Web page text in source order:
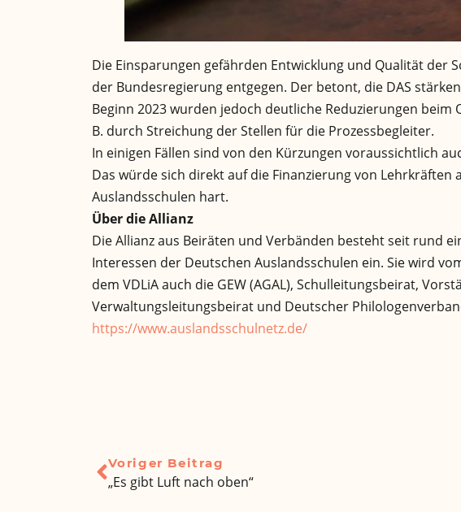
Die Einsparungen gefährden Entwicklung und Qualität der
der Bundesregierung entgegen. Der betont, die DAS
Beginn 2023 wurden jedoch deutliche Reduzierungen
B. durch Streichung der Stellen für die Prozessbegleiter.
In einigen Fällen sind von den Kürzungen voraussichtlich
Das würde sich direkt auf die Finanzierung von Lehrkräften
Auslandsschulen hart.
Über die Allianz
Die Allianz aus Beiräten und Verbänden besteht seit rund
Interessen der Deutschen Auslandsschulen ein. Sie wird
dem VDLiA auch die GEW (AGAL), Schulleitungsbeirat,
Verwaltungsleitungsbeirat und Deutscher
https://www.auslandsschulnetz.de/
Voriger Beitrag
„Es gibt Luft nach oben“